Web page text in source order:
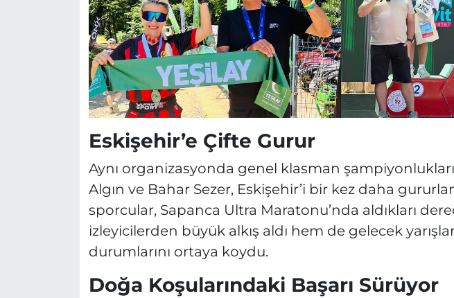
Eskişehir’e Çifte Gurur
Aynı organizasyonda genel klasman
Algın ve Bahar Sezer, Eskişehir’i bir kez daha
sporcular, Sapanca Ultra Maratonu’nda aldıkları
izleyicilerden büyük alkış aldı hem de gelecek
durumlarını ortaya koydu.
Doğa Koşularındaki Başarı Sürüyor